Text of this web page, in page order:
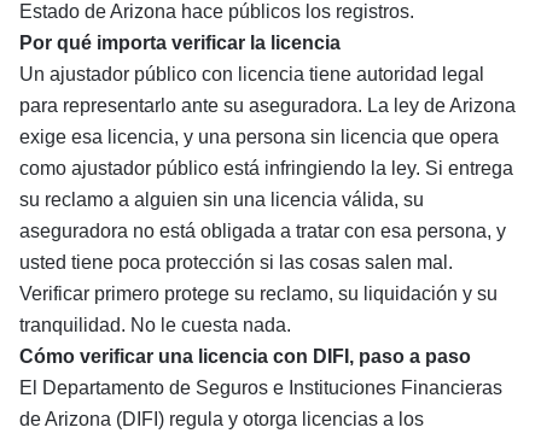
Estado de Arizona hace públicos los registros.
Por qué importa verificar la licencia
Un ajustador público con licencia tiene autoridad legal
para representarlo ante su aseguradora. La ley de Arizona
exige esa licencia, y una persona sin licencia que opera
como ajustador público está infringiendo la ley. Si entrega
su reclamo a alguien sin una licencia válida, su
aseguradora no está obligada a tratar con esa persona, y
usted tiene poca protección si las cosas salen mal.
Verificar primero protege su reclamo, su liquidación y su
tranquilidad. No le cuesta nada.
Cómo verificar una licencia con DIFI, paso a paso
El Departamento de Seguros e Instituciones Financieras
de Arizona (DIFI) regula y otorga licencias a los